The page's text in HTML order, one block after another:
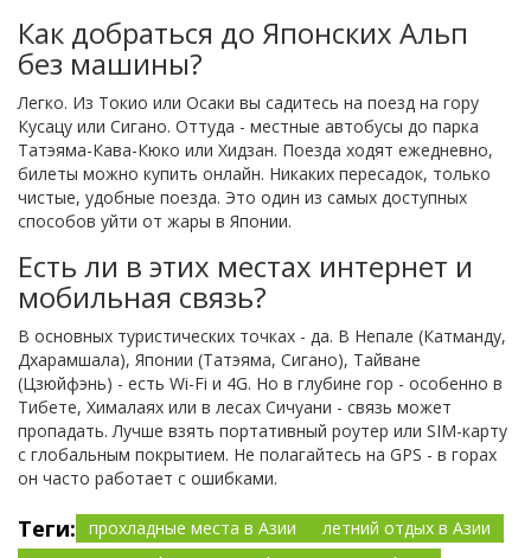
Как добраться до Японских Альп
без машины?
Легко. Из Токио или Осаки вы садитесь на поезд на гору
Кусацу или Сигано. Оттуда - местные автобусы до парка
Татэяма-Кава-Кюко или Хидзан. Поезда ходят ежедневно,
билеты можно купить онлайн. Никаких пересадок, только
чистые, удобные поезда. Это один из самых доступных
способов уйти от жары в Японии.
Есть ли в этих местах интернет и
мобильная связь?
В основных туристических точках - да. В Непале (Катманду,
Дхарамшала), Японии (Татэяма, Сигано), Тайване
(Цзюйфэнь) - есть Wi-Fi и 4G. Но в глубине гор - особенно в
Тибете, Хималаях или в лесах Сичуани - связь может
пропадать. Лучше взять портативный роутер или SIM-карту
с глобальным покрытием. Не полагайтесь на GPS - в горах
он часто работает с ошибками.
Теги: прохладные места в Азии
летний отдых в Азии